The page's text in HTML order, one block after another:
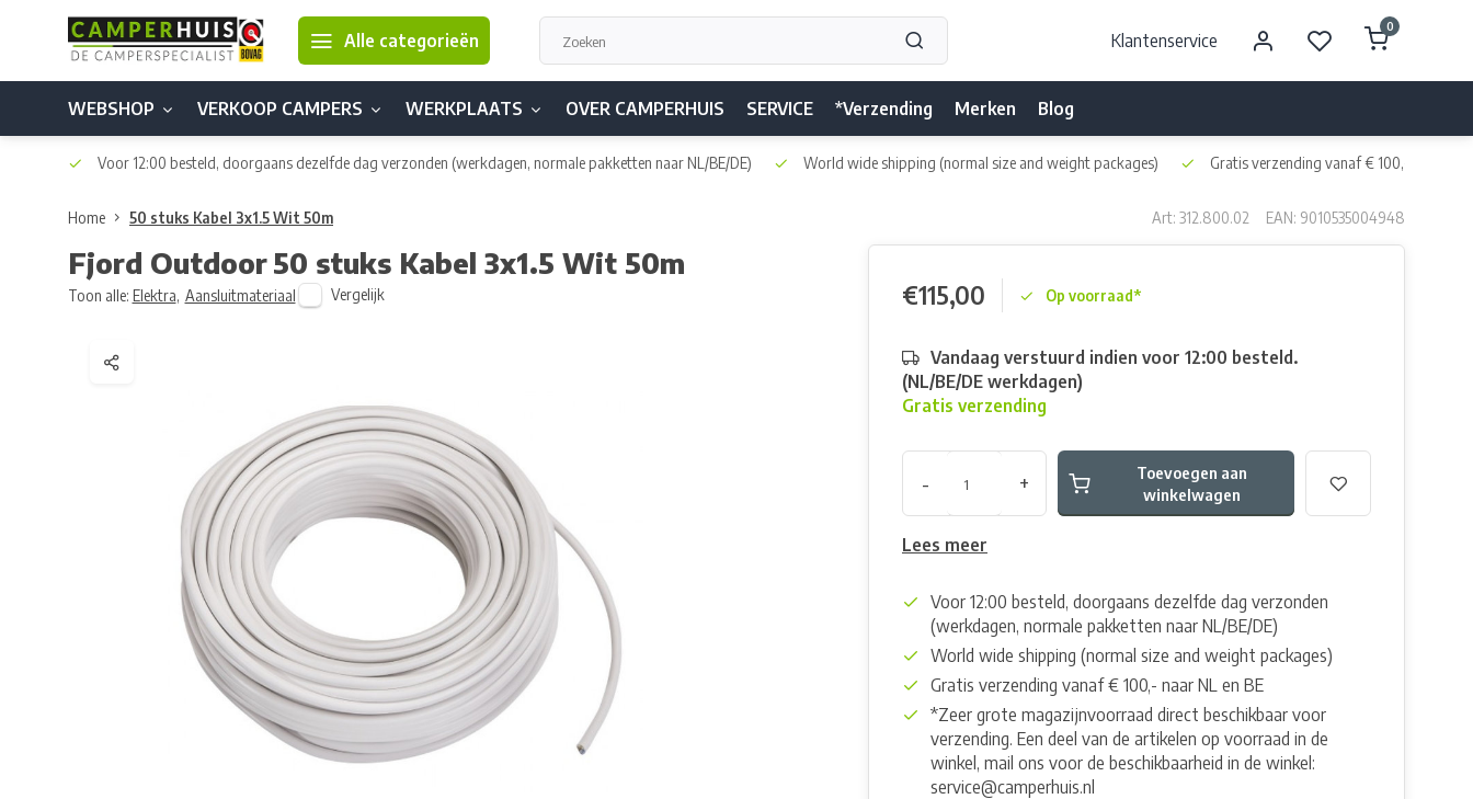
Alle categorieën Klantenservice
0
WEBSHOP VERKOOP CAMPERS WERKPLAATS OVER CAMPERHUIS SERVICE *Verzending Merken Blog
Voor 12:00 besteld, doorgaans dezelfde dag verzonden (werkdagen, normale pakketten naar NL/BE/DE) World wide shipping (normal size and weight packages) Gratis verzending vanaf € 100,- naar NL
Home 50 stuks Kabel 3x1.5 Wit 50m Art: 312.800.02 EAN: 9010535004948
Fjord Outdoor50 stuks Kabel 3x1.5 Wit 50m
Toon alle: Elektra, Aansluitmateriaal Vergelijk €115,00 Op voorraad*
Vandaag verstuurd indien voor 12:00 besteld.
(NL/BE/DE werkdagen)
Gratis verzending
- +
Toevoegen aan
winkelwagen
Lees meer
Voor 12:00 besteld, doorgaans dezelfde dag verzonden
(werkdagen, normale pakketten naar NL/BE/DE)
World wide shipping (normal size and weight packages)
Gratis verzending vanaf € 100,- naar NL en BE
*Zeer grote magazijnvoorraad direct beschikbaar voor
verzending. Een deel van de artikelen op voorraad in de
winkel, mail ons voor de beschikbaarheid in de winkel:
service@camperhuis.nl